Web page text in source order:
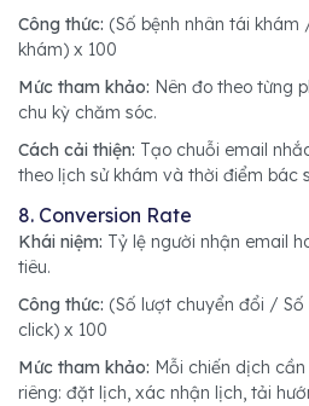
Công thức: (Số bệnh nhân tái khám
khám) x 100
Mức tham khảo: Nên đo theo từng
chu kỳ chăm sóc.
Cách cải thiện: Tạo chuỗi email
theo lịch sử khám và thời điểm bác
8. Conversion Rate
Khái niệm: Tỷ lệ người nhận email
tiêu.
Công thức: (Số lượt chuyển đổi /
click) x 100
Mức tham khảo: Mỗi chiến dịch
riêng: đặt lịch, xác nhận lịch, tải